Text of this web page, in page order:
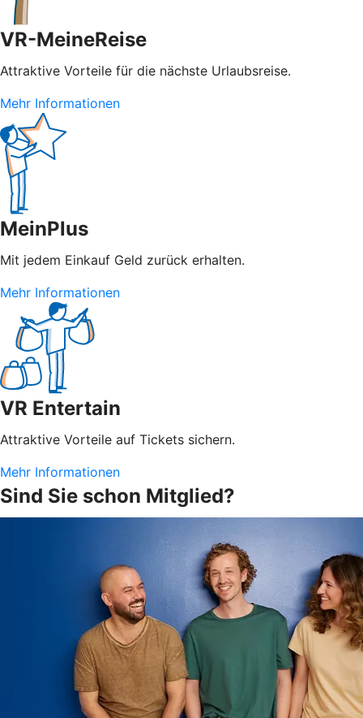
VR-MeineReise
Attraktive Vorteile für die nächste Urlaubsreise.
Mehr Informationen
MeinPlus
Mit jedem Einkauf Geld zurück erhalten.
Mehr Informationen
VR Entertain
Attraktive Vorteile auf Tickets sichern.
Mehr Informationen
Sind Sie schon Mitglied?